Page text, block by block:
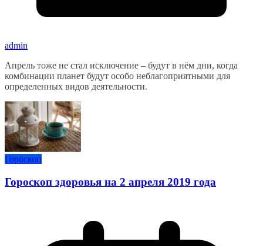
admin
Апрель тоже не стал исключение – будут в нём дни, когда
комбинации планет будут особо неблагоприятными для
определенных видов деятельности.
Гороскоп
Гороскоп здоровья на 2 апреля 2019 года